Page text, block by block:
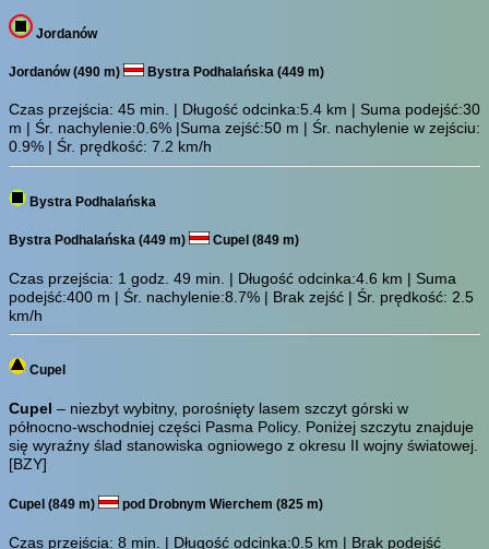
Jordanów
Jordanów (490 m) Bystra Podhalańska (449 m)
Czas przejścia: 45 min. | Długość odcinka:5.4 km | Suma podejść:30
m | Śr. nachylenie:0.6% |Suma zejść:50 m | Śr. nachylenie w zejściu:
0.9% | Śr. prędkość: 7.2 km/h
Bystra Podhalańska
Bystra Podhalańska (449 m) Cupel (849 m)
Czas przejścia: 1 godz. 49 min.
| Długość odcinka:4.6 km | Suma
podejść:400 m | Śr. nachylenie:8.7% | Brak zejść | Śr. prędkość: 2.5
km/h
Cupel
Cupel – niezbyt wybitny, porośnięty lasem szczyt górski w
północno-wschodniej części Pasma Policy. Poniżej szczytu znajduje
się wyraźny ślad stanowiska ogniowego z okresu II wojny światowej.
[BZY]
Cupel (849 m) pod Drobnym Wierchem (825 m)
Czas przejścia: 8 min.
| Długość odcinka:0.5 km | Brak podejść